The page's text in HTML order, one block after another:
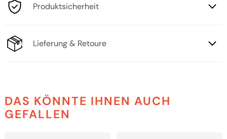
Produktsicherheit
Lieferung & Retoure
DAS KÖNNTE IHNEN AUCH
GEFALLEN